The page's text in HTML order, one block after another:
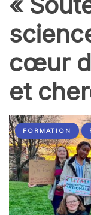
cœur
et
FORMATION